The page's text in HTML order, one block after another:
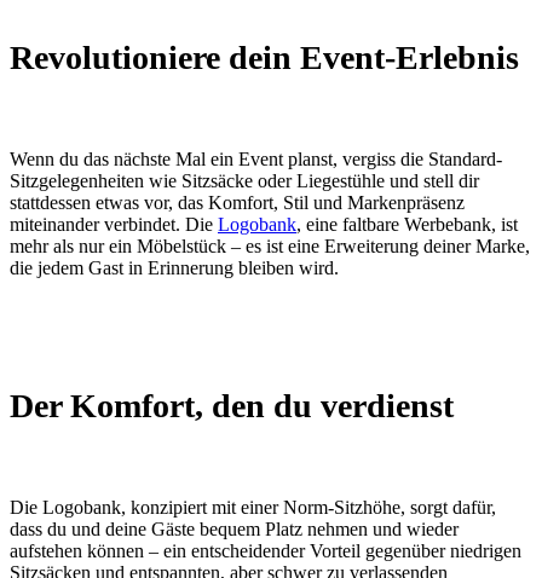
Revolutioniere dein Event-Erlebnis
Wenn du das nächste Mal ein Event planst, vergiss die Standard-
Sitzgelegenheiten wie Sitzsäcke oder Liegestühle und stell dir
stattdessen etwas vor, das Komfort, Stil und Markenpräsenz
miteinander verbindet. Die Logobank, eine faltbare Werbebank, ist
mehr als nur ein Möbelstück – es ist eine Erweiterung deiner Marke,
die jedem Gast in Erinnerung bleiben wird.
Der Komfort, den du verdienst
Die Logobank, konzipiert mit einer Norm-Sitzhöhe, sorgt dafür,
dass du und deine Gäste bequem Platz nehmen und wieder
aufstehen können – ein entscheidender Vorteil gegenüber niedrigen
Sitzsäcken und entspannten, aber schwer zu verlassenden